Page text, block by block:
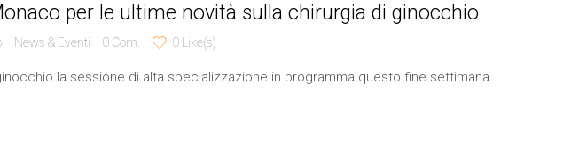
per le ultime novità sulla chirurgia di ginocchio
News & Eventi 0 Com. 0 Like(s)
la sessione di alta specializzazione in programma questo fine settimana